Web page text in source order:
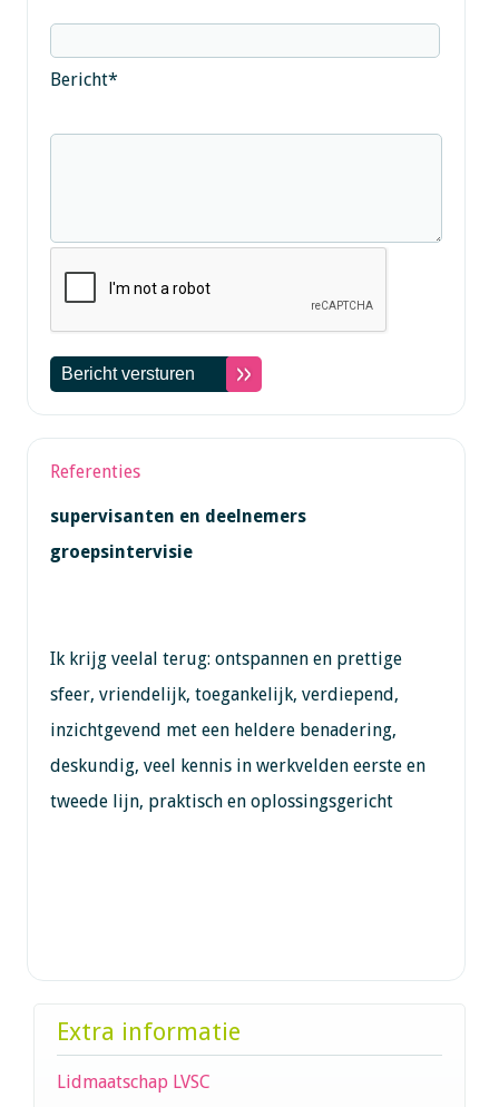
Bericht*
Referenties
supervisanten en deelnemers
groepsintervisie
Ik krijg veelal terug: ontspannen en prettige
sfeer, vriendelijk, toegankelijk, verdiepend,
inzichtgevend met een heldere benadering,
deskundig, veel kennis in werkvelden eerste en
tweede lijn, praktisch en oplossingsgericht
Extra informatie
Lidmaatschap LVSC